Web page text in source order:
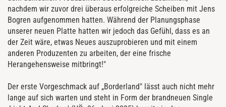
nachdem wir zuvor drei überaus erfolgreiche Scheiben mit Jens
Bogren aufgenommen hatten. Während der Planungsphase
unserer neuen Platte hatten wir jedoch das Gefühl, dass es an
der Zeit wäre, etwas Neues auszuprobieren und mit einem
anderen Produzenten zu arbeiten, der eine frische
Herangehensweise mitbringt!"
Der erste Vorgeschmack auf „Borderland" lässt auch nicht mehr
lange auf sich warten und steht in Form der brandneuen Single